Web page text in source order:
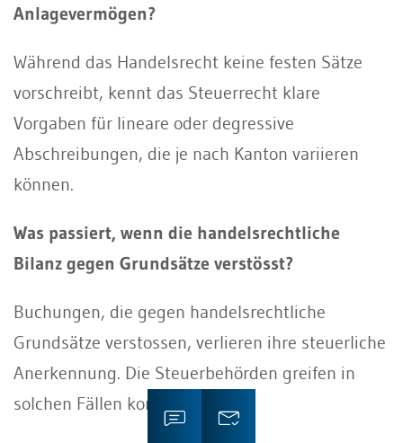
Anlagevermögen?
Während das Handelsrecht keine festen Sätze
vorschreibt, kennt das Steuerrecht klare
Vorgaben für lineare oder degressive
Abschreibungen, die je nach Kanton variieren
können.
Was passiert, wenn die handelsrechtliche
Bilanz gegen Grundsätze verstösst?
Buchungen, die gegen handelsrechtliche
Grundsätze verstossen, verlieren ihre steuerliche
Anerkennung. Die Steuerbehörden greifen in
solchen Fällen korrigierend ein.